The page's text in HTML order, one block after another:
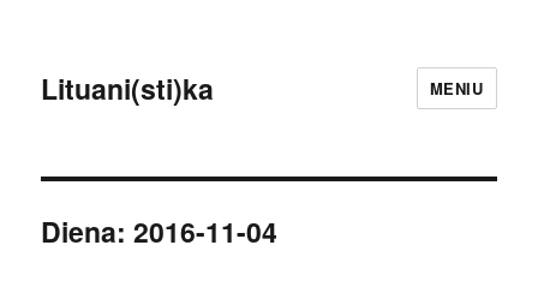
Lituani(sti)ka MENIU
Diena:2016-11-04